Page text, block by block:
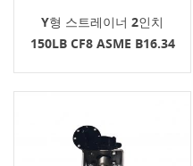
Y형 스트레이너 2인치
150LB CF8 ASME B16.34